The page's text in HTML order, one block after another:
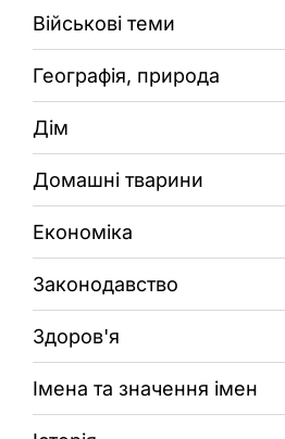
Військові теми
Географія, природа
Дім
Домашні тварини
Економіка
Законодавство
Здоров'я
Імена та значення імен